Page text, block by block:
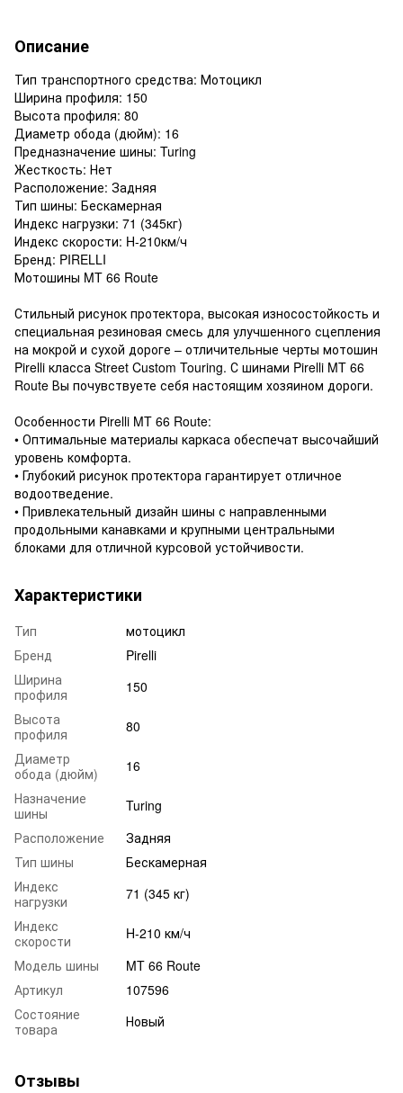
Описание
Тип транспортного средства: Мотоцикл
Ширина профиля: 150
Высота профиля: 80
Диаметр обода (дюйм): 16
Предназначение шины: Turing
Жесткость: Нет
Расположение: Задняя
Тип шины: Бескамерная
Индекс нагрузки: 71 (345кг)
Индекс скорости: H-210км/ч
Бренд: PIRELLI
Мотошины MT 66 Route
Стильный рисунок протектора, высокая износостойкость и
специальная резиновая смесь для улучшенного сцепления
на мокрой и сухой дороге – отличительные черты мотошин
Pirelli класса Street Custom Touring. С шинами Pirelli MT 66
Route Вы почувствуете себя настоящим хозяином дороги.
Особенности Pirelli MT 66 Route:
• Оптимальные материалы каркаса обеспечат высочайший
уровень комфорта.
• Глубокий рисунок протектора гарантирует отличное
водоотведение.
• Привлекательный дизайн шины с направленными
продольными канавками и крупными центральными
блоками для отличной курсовой устойчивости.
Характеристики
Тип
мотоцикл
Бренд
Pirelli
Ширина
профиля
150
Высота
профиля
80
Диаметр
обода (дюйм)
16
Назначение
шины
Turing
Расположение
Задняя
Тип шины
Бескамерная
Индекс
нагрузки
71 (345 кг)
Индекс
скорости
H-210 км/ч
Модель шины
MT 66 Route
Артикул
107596
Состояние
товара
Новый
Отзывы